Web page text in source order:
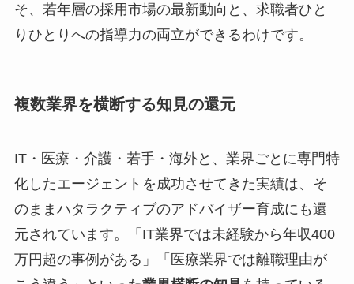
そ、若年層の採用市場の最新動向と、求職者ひと
りひとりへの指導力の両立ができるわけです。
複数業界を横断する知見の還元
IT・医療・介護・若手・海外と、業界ごとに専門特
化したエージェントを成功させてきた実績は、そ
のままハタラクティブのアドバイザー育成にも還
元されています。「IT業界では未経験から年収400
万円超の事例がある」「医療業界では離職理由が